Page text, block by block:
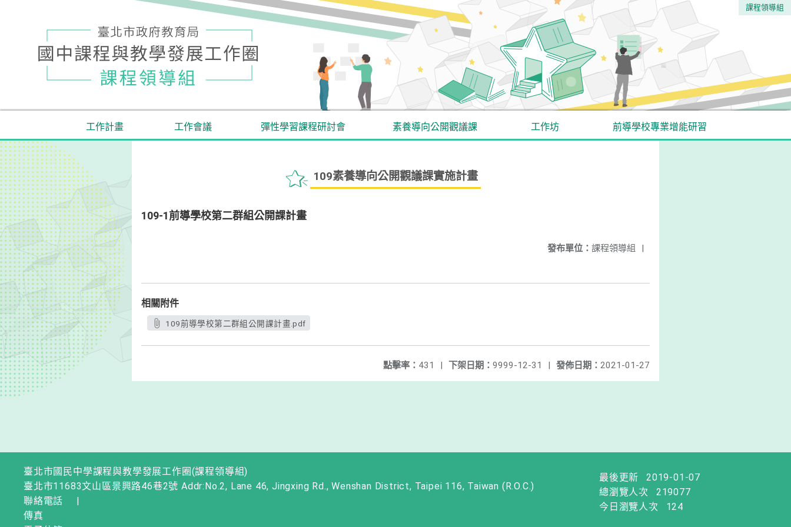
課程領導組
工作計畫 工作會議 彈性學習課程研討會 素養導向公開觀議課 工作坊 前導學校專業增能研習
109素養導向公開觀議課實施計畫
109-1前導學校第二群組公開課計畫
發布單位： 課程領導組 |
相關附件
109前導學校第二群組公開課計畫.pdf
發佈日期： 2021-01-27
下架日期： 9999-12-31 |
點擊率： 431 |
臺北市國民中學課程與教學發展工作圈(課程領導組)
臺北市11683文山區景興路46巷2號 Addr:No.2, Lane 46, Jingxing Rd., Wenshan District, Taipei 116, Taiwan (R.O.C.)
聯絡電話
|
傳真
最後更新
2019-01-07
總瀏覽人次
219077
今日瀏覽人次
124